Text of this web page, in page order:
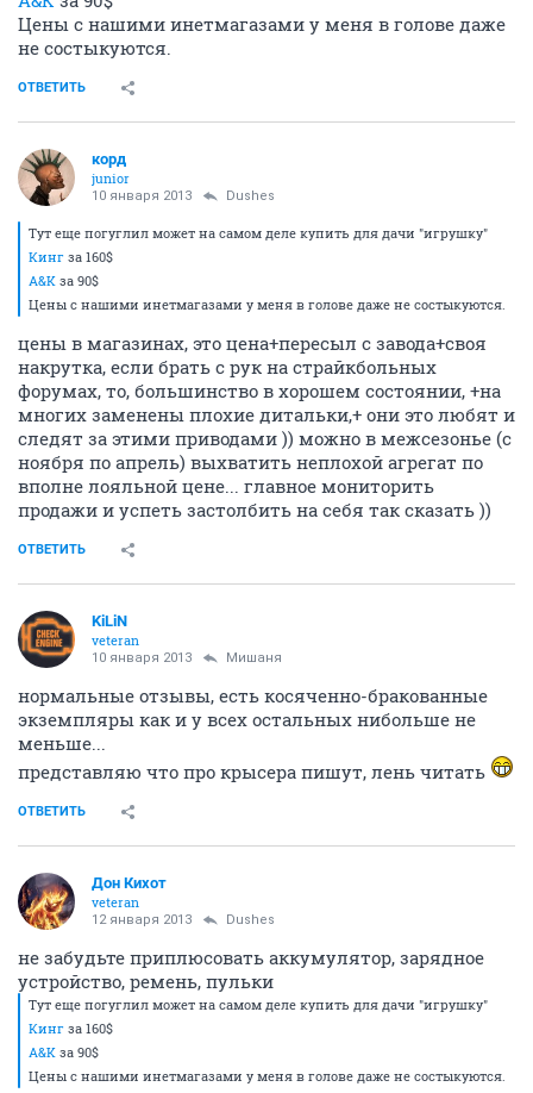
Цены c нашими инетмагазами у меня в голове даже
не состыкуются.
ОТВЕТИТЬ
корд
junior
10 января 2013 Dushes
Тут еще погуглил может на самом деле купить для дачи "игрушку"
Кинг за 160$
A&K за 90$
Цены c нашими инетмагазами у меня в голове даже не состыкуются.
цены в магазинах, это цена+пересыл с завода+своя
накрутка, если брать с рук на страйкбольных
форумах, то, большинство в хорошем состоянии, +на
многих заменены плохие дитальки,+ они это любят и
следят за этими приводами )) можно в межсезонье (с
ноября по апрель) выхватить неплохой агрегат по
вполне лояльной цене... главное мониторить
продажи и успеть застолбить на себя так сказать ))
ОТВЕТИТЬ
KiLiN
veteran
10 января 2013 Мишаня
нормальные отзывы, есть косяченно-бракованные
экземпляры как и у всех остальных нибольше не
меньше...
представляю что про крысера пишут, лень читать
ОТВЕТИТЬ
Дон Кихот
veteran
12 января 2013 Dushes
не забудьте приплюсовать аккумулятор, зарядное
устройство, ремень, пульки
Тут еще погуглил может на самом деле купить для дачи "игрушку"
Кинг за 160$
A&K за 90$
Цены c нашими инетмагазами у меня в голове даже не состыкуются.